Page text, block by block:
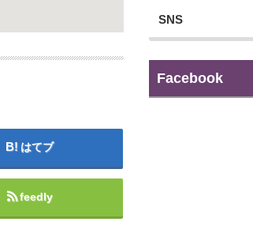
はてブ
feedly
SNS
Facebook